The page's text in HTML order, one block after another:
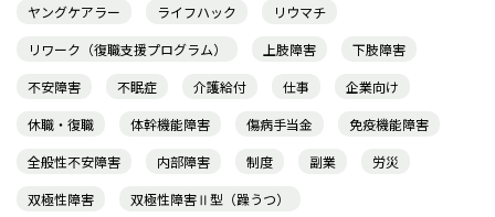
ヤングケアラー
ライフハック
リウマチ
リワーク（復職支援プログラム）
上肢障害
下肢障害
不安障害
不眠症 介護給付 仕事
企業向け
休職・復職
体幹機能障害 傷病手当金
免疫機能障害
全般性不安障害
内部障害 制度 副業
労災
双極性障害
双極性障害Ⅱ型（躁うつ）